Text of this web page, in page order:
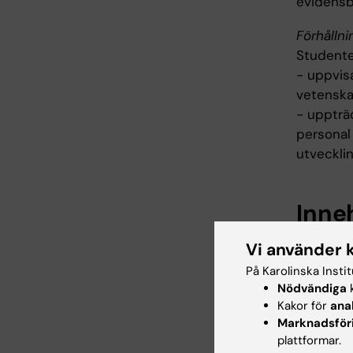
-
-
Kursen
såväl
medicin
Vi använder
På Karolinska
Nödvändiga
Kakor för
plattformar.